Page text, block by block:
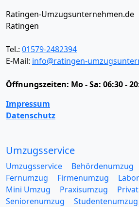
Ratingen-Umzugsunternehmen.de
Ratingen
Tel.: 01579-2482394
E-Mail: info@ratingen-
Öffnungszeiten: Mo - Sa: 06:30 -
Impressum
Datenschutz
Umzugsservice
Umzugsservice Behördenumzug
Fernumzug
Firmenumzug
Mini Umzug
Praxisumzug
Seniorenumzug
Studentenumzug